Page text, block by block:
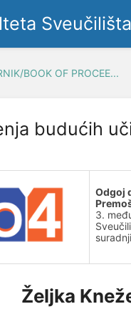
BOOK OF PROCEE...
budućih
Odgoj
3.
Željka